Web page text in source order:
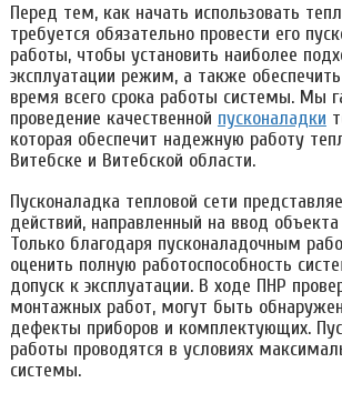
Перед тем, как начать использовать
требуется обязательно провести его
работы, чтобы установить наиболее
эксплуатации режим, а также
время всего срока работы системы. Мы
проведение качественной пусконаладки
которая обеспечит надежную работу
Витебске и Витебской области.
Пусконаладка тепловой сети
действий, направленный на ввод
Только благодаря пусконаладочным
оценить полную работоспособность
допуск к эксплуатации. В ходе ПНР
монтажных работ, могут быть
дефекты приборов и комплектующих.
работы проводятся в условиях
системы.